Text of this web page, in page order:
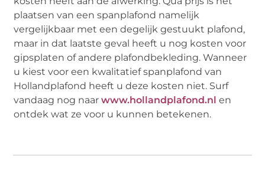
plaatsen van een spanplafond namelijk
vergelijkbaar met een degelijk gestuukt plafond,
maar in dat laatste geval heeft u nog kosten voor
gipsplaten of andere plafondbekleding. Wanneer
u kiest voor een kwalitatief spanplafond van
Hollandplafond heeft u deze kosten niet. Surf
vandaag nog naarwww.hollandplafond.nl en
ontdek wat ze voor u kunnen betekenen.